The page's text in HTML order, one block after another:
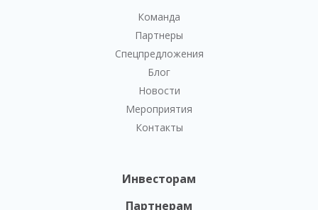
Команда
Партнеры
Спецпредложения
Блог
Новости
Мероприятия
Контакты
Инвесторам
Партнерам